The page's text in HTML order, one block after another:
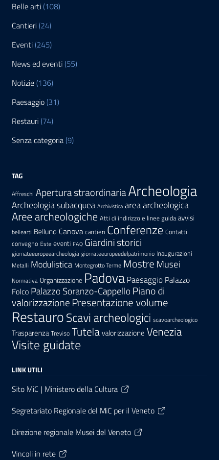
Belle arti (108)
Cantieri (24)
Eventi (245)
News ed eventi (55)
Notizie (136)
Paesaggio (31)
Restauri (74)
Senza categoria (9)
TAG
Affreschi Apertura straordinariaArcheologia
Archeologia subacquea Archivistica area archeologica
Aree archeologiche Atti di indirizzo e linee guida avvisi
bellearti Belluno Canova cantieri Conferenze Contatti
convegno Este eventi FAQ Giardini storici
giornateeuropeearcheologia giornateeuropeedelpatrimonio Inaugurazioni
Metalli Modulistica Montegrotto Terme Mostre Musei
Normativa Organizzazione PadovaPaesaggio Palazzo
Folco Palazzo Soranzo-Cappello Piano di
valorizzazionePresentazione volume
RestauroScavi archeologici scavoarcheologico
Trasparenza Treviso Tutelavalorizzazione Venezia
Visite guidate
LINK UTILI
Sito MiC | Ministero della Cultura
Segretariato Regionale del MiC per il Veneto
Direzione regionale Musei del Veneto
Vincoli in rete